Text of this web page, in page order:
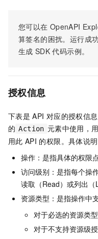
您可以在 OpenAPI
算签名的困扰。运行成
生成 SDK 代码示例。
授权信息
下表是 API 对应的授权信
的 Action 元素中使用，
用此 API 的权限。具体说明
操作：是指具体的权限点
访问级别：是指每个操
读取（Read）或列出（
资源类型：是指操作中
对于必选的资源类
对于不支持资源级